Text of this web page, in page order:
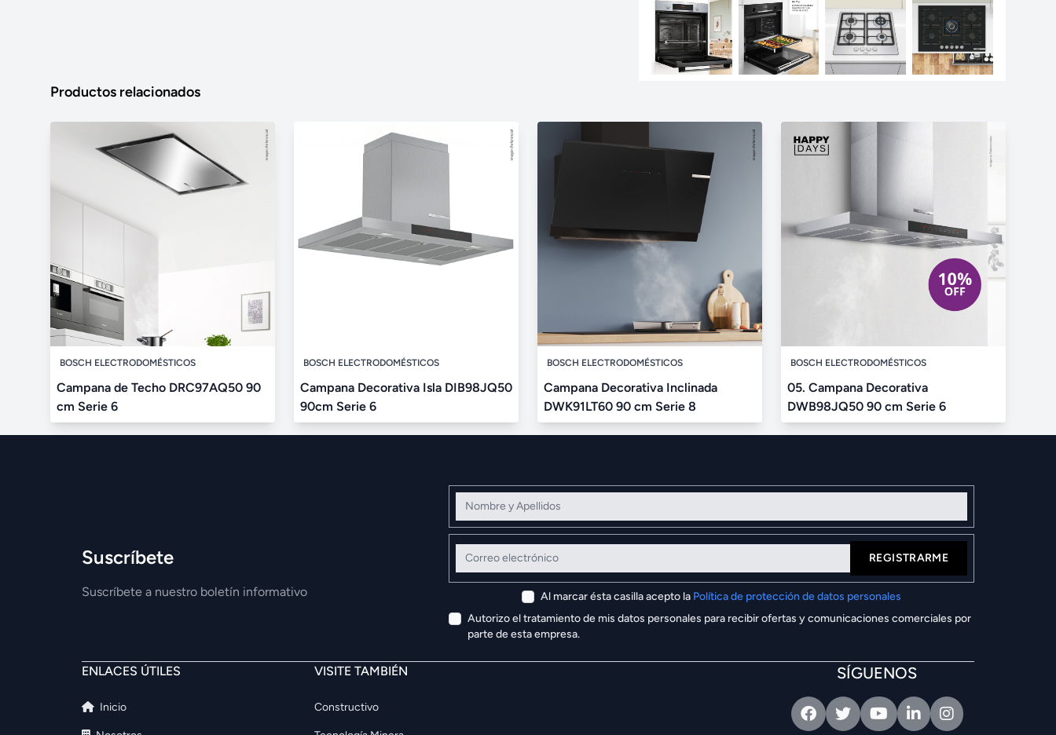
Productos relacionados
BOSCH ELECTRODOMÉSTICOS
Campana de Techo DRC97AQ50 90
cm Serie 6
BOSCH ELECTRODOMÉSTICOS
Campana Decorativa Isla DIB98JQ50
90cm Serie 6
BOSCH ELECTRODOMÉSTICOS
Campana Decorativa Inclinada
DWK91LT60 90 cm Serie 8
BOSCH ELECTRODOMÉSTICOS
05. Campana Decorativa
DWB98JQ50 90 cm Serie 6
Suscríbete
Suscríbete a nuestro boletín informativo
Nombre y Apellidos
Correo electrónico
REGISTRARME
Al marcar ésta casilla acepto la Política de protección de datos personales
Autorizo el tratamiento de mis datos personales para recibir ofertas y comunicaciones comerciales por
parte de esta empresa.
ENLACES ÚTILES
Inicio
VISITE TAMBIÉN
Constructivo
SÍGUENOS
FacebookTwitterYoutubeLinkedinIntagram